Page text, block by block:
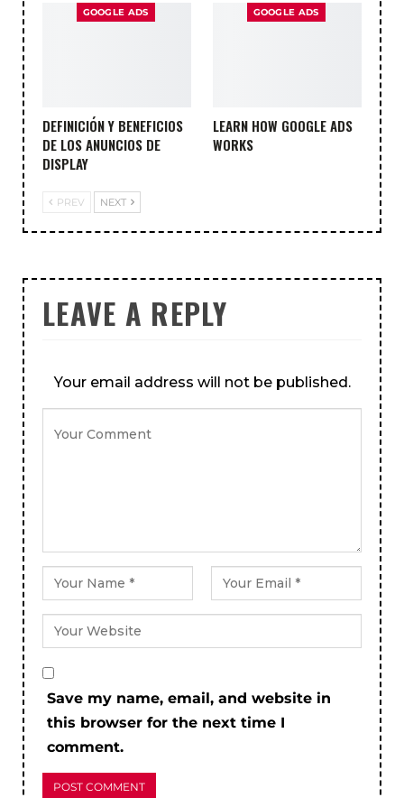
GOOGLE ADS
DEFINICIÓN Y BENEFICIOS
DE LOS ANUNCIOS DE
DISPLAY
GOOGLE ADS
LEARN HOW GOOGLE ADS
WORKS
PREV NEXT
LEAVE A REPLY
Your email address will not be published.
Save my name, email, and website in
this browser for the next time I
comment.